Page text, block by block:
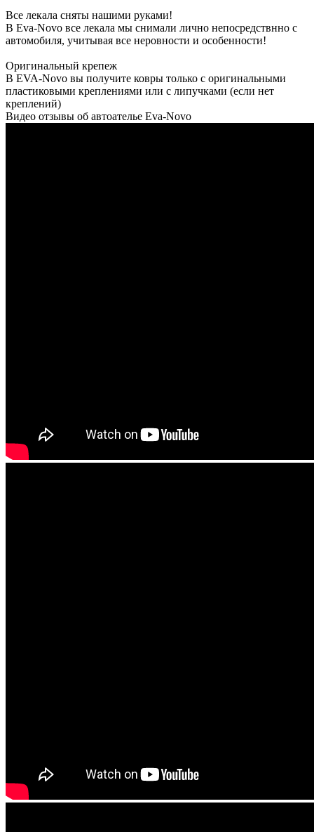
Все лекала сняты нашими руками!
В Eva-Novo все лекала мы снимали лично непосредствнно с
автомобиля, учитывая все неровности и особенности!
Оригинальный крепеж
В EVA-Novo вы получите ковры только с оригинальными
пластиковыми креплениями или с липучками (если нет
креплений)
Видео отзывы об автоателье Eva-Novo